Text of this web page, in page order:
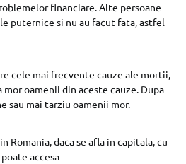
financiare. Alte persoane
puternice si nu au facut fata, astfel
cele mai frecvente cauze ale mortii,
mor oamenii din aceste cauze. Dupa
sau mai tarziu oamenii mor.
Romania, daca se afla in capitala, cu
accesa